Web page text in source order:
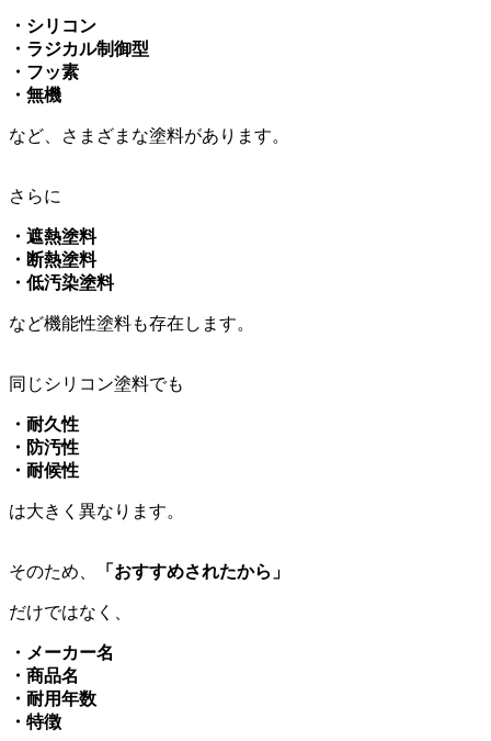
・シリコン
・ラジカル制御型
・フッ素
・無機
など、さまざまな塗料があります。
さらに
・遮熱塗料
・断熱塗料
・低汚染塗料
など機能性塗料も存在します。
同じシリコン塗料でも
・耐久性
・防汚性
・耐候性
は大きく異なります。
そのため、 「おすすめされたから」
だけではなく、
・メーカー名
・商品名
・耐用年数
・特徴